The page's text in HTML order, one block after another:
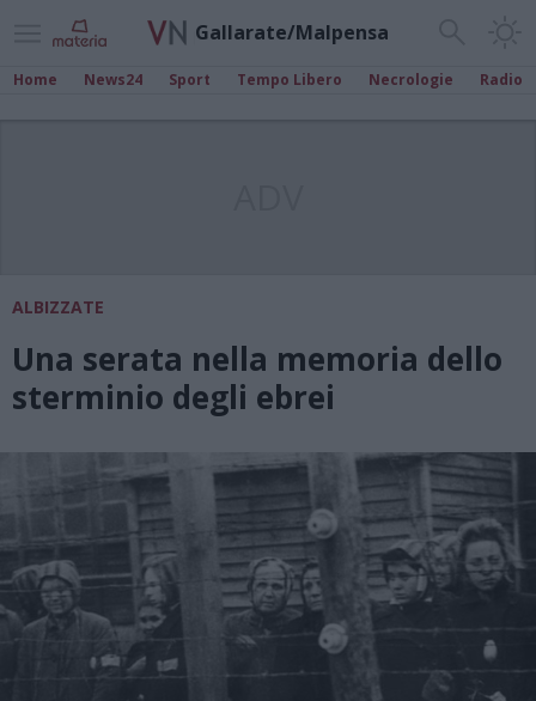
Gallarate/Malpensa
Home News24 Sport Tempo Libero Necrologie Radio
ALBIZZATE
Una serata nella memoria dello
sterminio degli ebrei